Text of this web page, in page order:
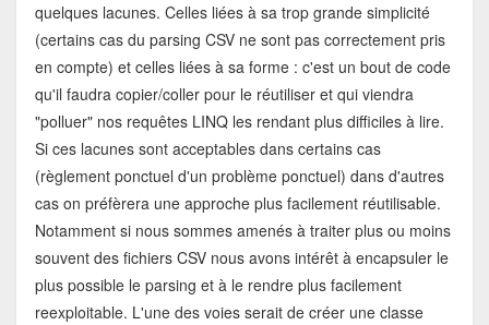
quelques lacunes. Celles liées à sa trop grande simplicité
(certains cas du parsing CSV ne sont pas correctement pris
en compte) et celles liées à sa forme : c'est un bout de code
qu'il faudra copier/coller pour le réutiliser et qui viendra
"polluer" nos requêtes LINQ les rendant plus difficiles à lire.
Si ces lacunes sont acceptables dans certains cas
(règlement ponctuel d'un problème ponctuel) dans d'autres
cas on préfèrera une approche plus facilement réutilisable.
Notamment si nous sommes amenés à traiter plus ou moins
souvent des fichiers CSV nous avons intérêt à encapsuler le
plus possible le parsing et à le rendre plus facilement
reexploitable. L'une des voies serait de créer une classe